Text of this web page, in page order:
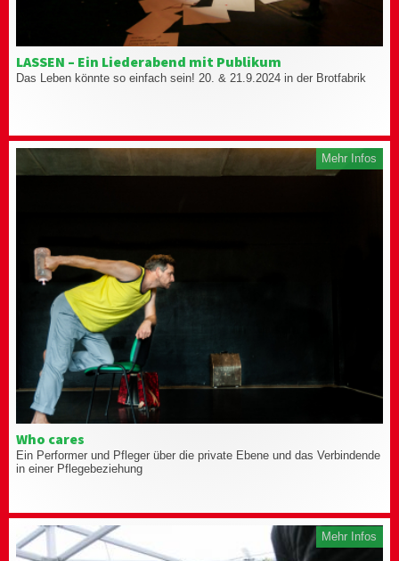
LASSEN – Ein Liederabend mit Publikum
Das Leben könnte so einfach sein! 20. & 21.9.2024 in der Brotfabrik
Mehr Infos
Who cares
Ein Performer und Pfleger über die private Ebene und das Verbindende
in einer Pflegebeziehung
Mehr Infos